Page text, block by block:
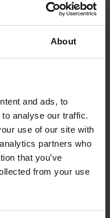
About
and ads, to
analyse our traffic.
use of our site with
partners who
that you’ve
from your use